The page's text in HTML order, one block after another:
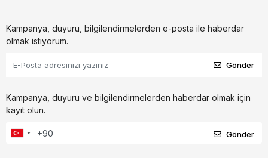
Kampanya, duyuru, bilgilendirmelerden e-posta ile haberdar
olmak istiyorum.
Gönder
Kampanya, duyuru ve bilgilendirmelerden haberdar olmak için
kayıt olun.
Gönder